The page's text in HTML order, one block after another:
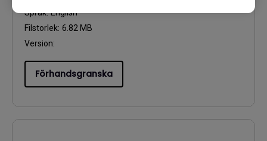
Språk:English
Filstorlek: 6.82 MB
Version:
Förhandsgranska